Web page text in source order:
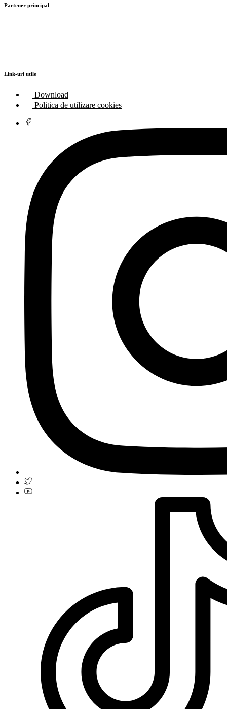
Partener principal
Link-uri utile
Download
Politica de utilizare cookies